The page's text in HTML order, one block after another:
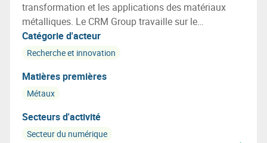
transformation et les applications des matériaux
métalliques. Le CRM Group travaille sur le
développement de métaux dits intelligents.
Catégorie d'acteur
Recherche et innovation
Matières premières
Métaux
Secteurs d'activité
Secteur du numérique